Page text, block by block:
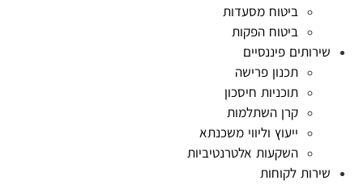
ביטוח מסעדות
ביטוח הפקות
שירותים פיננסיים
תכנון פרישה
תוכניות חיסכון
קרן השתלמות
ייעוץ וליווי משכנתא
השקעות אלטרנטיביות
שירות לקוחות